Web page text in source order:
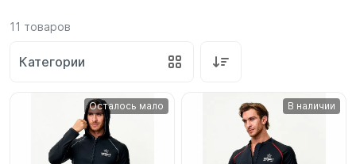
сёрфинг
11 товаров
Категории
Осталось мало В наличии